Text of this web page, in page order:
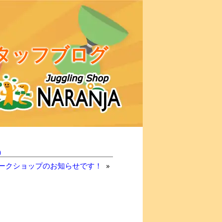
ッフブログ
クショップのお知らせです！ »